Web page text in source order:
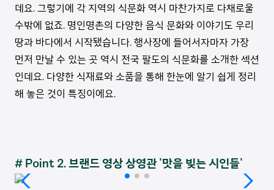
데요. 그렇기에 각 지역의 식문화 역시 마찬가지로 다채로울
수밖에 없죠. 명인명촌의 다양한 음식 문화와 이야기도 우리
땅과 바다에서 시작됐습니다. 행사장에 들어서자마자 가장
먼저 만날 수 있는 곳 역시 전국 팔도의 식문화를 소개한 섹션
인데요. 다양한 식재료와 소품을 통해 한눈에 알기 쉽게 정리
해 놓은 것이 특징이에요.
# Point 2. 브랜드 영상 상영관 '맛을 빚는 시인들'